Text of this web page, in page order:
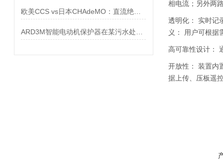
相电流；另外两
透明化： 实时记
义： 用户可根据
高可靠性设计：
开放性： 装置内
据上传、压板遥